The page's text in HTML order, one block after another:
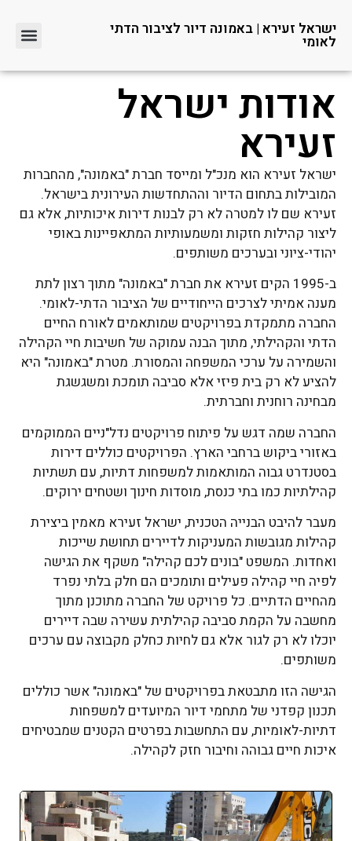
ישראל זעירא | באמונה דיור לציבור הדתי
לאומי
אודות ישראל
זעירא
ישראל זעירא הוא מנכ"ל ומייסד חברת "באמונה", מהחברות
המובילות בתחום הדיור וההתחדשות העירונית בישראל.
זעירא שם לו למטרה לא רק לבנות דירות איכותיות, אלא גם
ליצור קהילות חזקות ומשמעותיות המתאפיינות באופי
יהודי-ציוני ובערכים משותפים.
ב-1995 הקים זעירא את חברת "באמונה" מתוך רצון לתת
מענה אמיתי לצרכים הייחודיים של הציבור הדתי-לאומי.
החברה מתמקדת בפרויקטים שמותאמים לאורח החיים
הדתי והקהילתי, מתוך הבנה עמוקה של חשיבות חיי הקהילה
והשמירה על ערכי המשפחה והמסורת. מטרת "באמונה" היא
להציע לא רק בית פיזי אלא סביבה תומכת ומשגשגת
מבחינה רוחנית וחברתית.
החברה שמה דגש על פיתוח פרויקטים נדל"ניים הממוקמים
באזורי ביקוש ברחבי הארץ. הפרויקטים כוללים דירות
בסטנדרט גבוה המותאמות למשפחות דתיות, עם תשתיות
קהילתיות כמו בתי כנסת, מוסדות חינוך ושטחים ירוקים.
מעבר להיבט הבנייה הטכנית, ישראל זעירא מאמין ביצירת
קהילות מגובשות המעניקות לדיירים תחושת שייכות
ואחדות. המשפט "בונים לכם קהילה" משקף את הגישה
לפיה חיי קהילה פעילים ותומכים הם חלק בלתי נפרד
מהחיים הדתיים. כל פרויקט של החברה מתוכנן מתוך
מחשבה על הקמת סביבה קהילתית עשירה שבה דיירים
יוכלו לא רק לגור אלא גם לחיות כחלק מקבוצה עם ערכים
משותפים.
הגישה הזו מתבטאת בפרויקטים של "באמונה" אשר כוללים
תכנון קפדני של מתחמי דיור המיועדים למשפחות
דתיות-לאומיות, עם התחשבות בפרטים הקטנים שמבטיחים
איכות חיים גבוהה וחיבור חזק לקהילה.